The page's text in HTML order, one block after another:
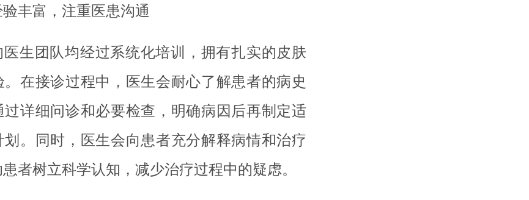
丰富，注重医患沟通
医生团队均经过系统化培训，拥有扎实的皮肤
在接诊过程中，医生会耐心了解患者的病史
过详细问诊和必要检查，明确病因后再制定适
划。同时，医生会向患者充分解释病情和治疗
者树立科学认知，减少治疗过程中的疑虑。